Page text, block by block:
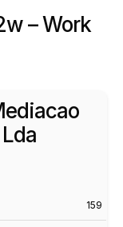
– Work
159